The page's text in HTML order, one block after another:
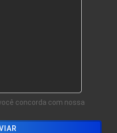
concorda com nossa